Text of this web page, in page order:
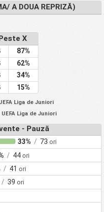
A DOUA REPRIZĂ)
X
87%
62%
34%
15%
Liga de Juniori
Liga de Juniori
- Pauză
33% / 73 ori
/ 44 ori
/ 41 ori
/ 39 ori